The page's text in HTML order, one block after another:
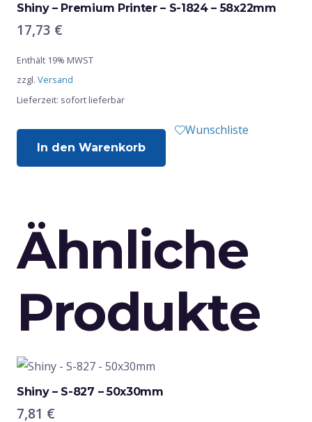
Shiny – Premium Printer – S-1824 – 58x22mm
17,73 €
Enthält 19% MWST
zzgl. Versand
Lieferzeit: sofort lieferbar
In den Warenkorb
Wunschliste
Ähnliche
Produkte
Shiny – S-827 – 50x30mm
7,81 €